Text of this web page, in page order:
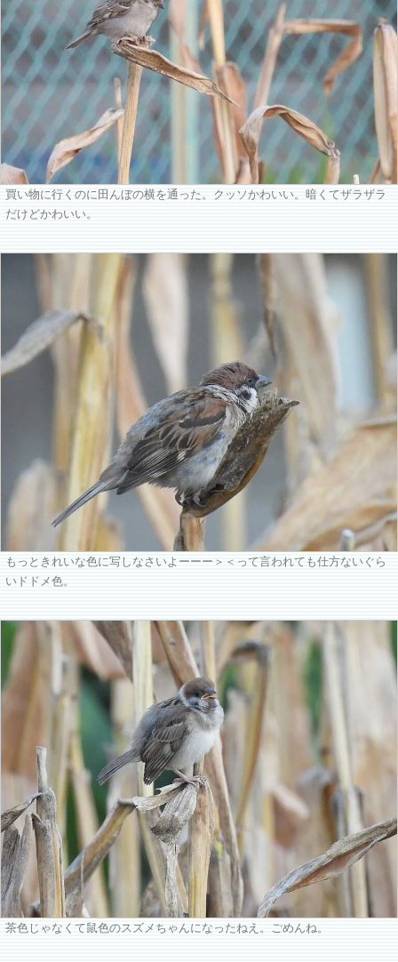
買い物に行くのに田んぼの横を通った。クッソかわいい。暗くてザラザラ
だけどかわいい。
もっときれいな色に写しなさいよーーー＞＜って言われても仕方ないぐら
いドドメ色。
茶色じゃなくて鼠色のスズメちゃんになったねえ。ごめんね。